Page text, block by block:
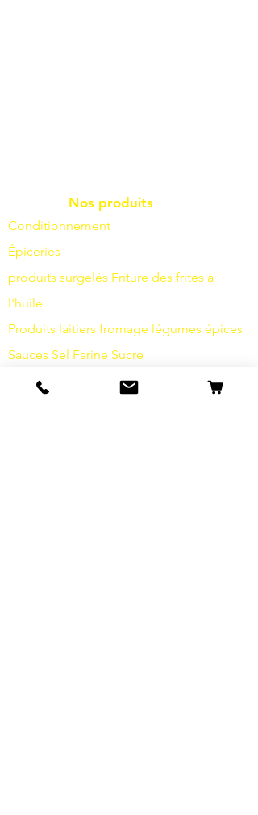
Nos produits
Conditionnement
Épiceries
produits surgelés Friture des frites à
l'huile
Produits laitiers fromage légumes épices
Sauces Sel Farine Sucre
Boissons